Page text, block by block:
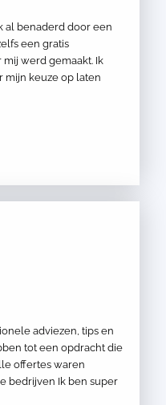
al benaderd door een
een gratis
werd gemaakt. Ik
mijn keuze op laten
adviezen, tips en
tot een opdracht die
offertes waren
bedrijven Ik ben super